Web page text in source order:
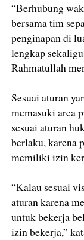
“Berhubung
bersama tim
penginapan di
lengkap
Rahmatullah
Sesuai aturan
memasuki area
sesuai aturan
berlaku, karena
memiliki izin
“Kalau sesuai
aturan karena
untuk bekerja
izin bekerja,”